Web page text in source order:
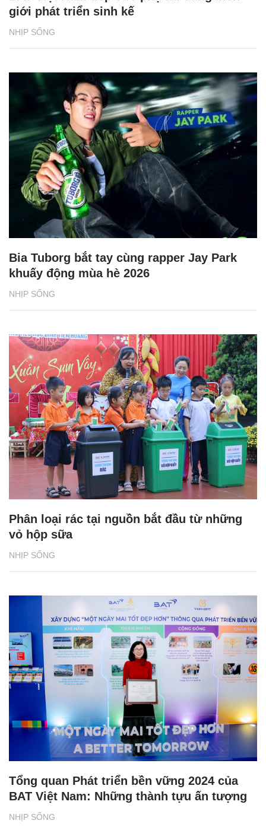
Bia Tuborg bắt tay cùng rapper Jay Park
khuấy động mùa hè 2026
NHỊP SỐNG
Phân loại rác tại nguồn bắt đầu từ những
vỏ hộp sữa
NHỊP SỐNG
Tổng quan Phát triển bền vững 2024 của
BAT Việt Nam: Những thành tựu ấn tượng